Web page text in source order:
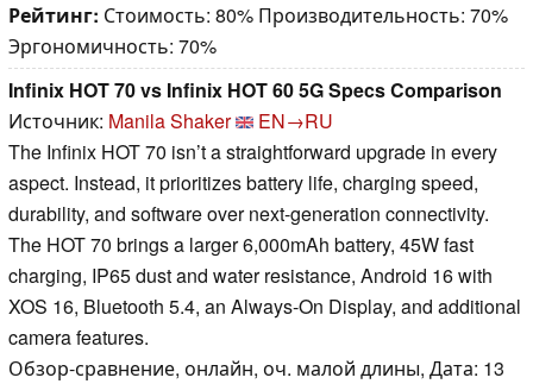
Рейтинг: Стоимость: 80% Производительность: 70%
Эргономичность: 70%
Infinix HOT 70 vs Infinix HOT 60 5G Specs Comparison
Источник: Manila Shaker
EN→RU
The Infinix HOT 70 isn’t a straightforward upgrade in every
aspect. Instead, it prioritizes battery life, charging speed,
durability, and software over next-generation connectivity.
The HOT 70 brings a larger 6,000mAh battery, 45W fast
charging, IP65 dust and water resistance, Android 16 with
XOS 16, Bluetooth 5.4, an Always-On Display, and additional
camera features.
Обзор-сравнение, онлайн, оч. малой длины, Дата: 13